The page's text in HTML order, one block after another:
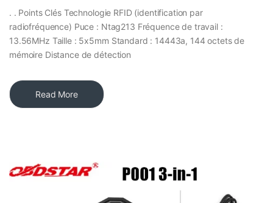
. . Points Clés Technologie RFID (identification par
radiofréquence) Puce : Ntag213 Fréquence de travail :
13.56MHz Taille : 5x5mm Standard : 14443a, 144 octets de
mémoire Distance de détection
Read More